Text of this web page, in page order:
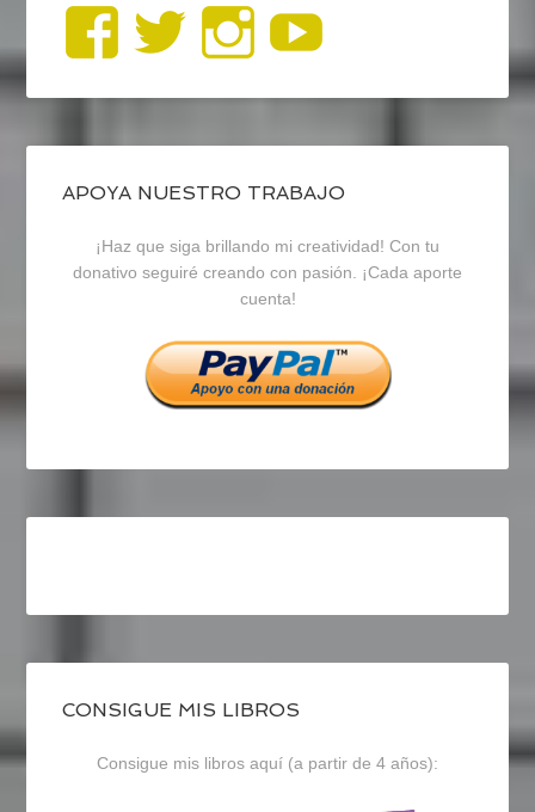
Ver
perfil
de
blogrecursosep
en
Facebook
Ver
perfil
de
recursosep
en
Twitter
Ver
perfil
de
recursosep
en
Instagram
APOYA NUESTRO TRABAJO
¡Haz que siga brillando mi creatividad! Con tu
donativo seguiré creando con pasión. ¡Cada aporte
cuenta!
CONSIGUE MIS LIBROS
Consigue mis libros aquí (a partir de 4 años):